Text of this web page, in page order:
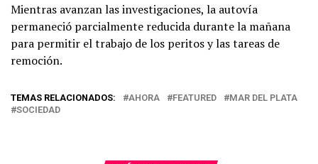
Mientras avanzan las investigaciones, la autovía
permaneció parcialmente reducida durante la mañana
para permitir el trabajo de los peritos y las tareas de
remoción.
TEMAS RELACIONADOS: AHORA FEATURED
MAR DEL PLATA
SOCIEDAD